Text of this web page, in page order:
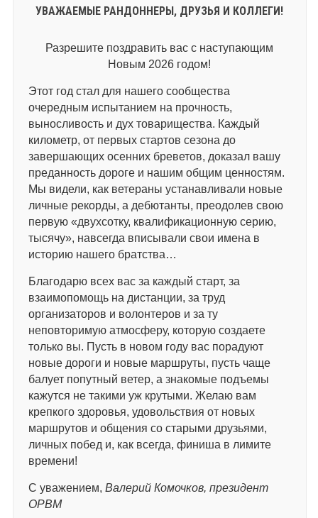
УВАЖАЕМЫЕ РАНДОННЕРЫ, ДРУЗЬЯ И КОЛЛЕГИ!
Разрешите поздравить вас с наступающим
Новым 2026 годом!
Этот год стал для нашего сообщества
очередным испытанием на прочность,
выносливость и дух товарищества. Каждый
километр, от первых стартов сезона до
завершающих осенних бреветов, доказал вашу
преданность дороге и нашим общим ценностям.
Мы видели, как ветераны устанавливали новые
личные рекорды, а дебютанты, преодолев свою
первую «двухсотку, квалификационную серию,
тысячу», навсегда вписывали свои имена в
историю нашего братства…
Благодарю всех вас за каждый старт, за
взаимопомощь на дистанции, за труд
организаторов и волонтеров и за ту
неповторимую атмосферу, которую создаете
только вы. Пусть в новом году вас порадуют
новые дороги и новые маршруты, пусть чаще
балует попутный ветер, а знакомые подъемы
кажутся не такими уж крутыми. Желаю вам
крепкого здоровья, удовольствия от новых
маршрутов и общения со старыми друзьями,
личных побед и, как всегда, финиша в лимите
времени!
С уважением, Валерий Комочков, президент
ОРВМ